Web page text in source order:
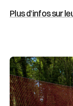
Plus d’infos sur